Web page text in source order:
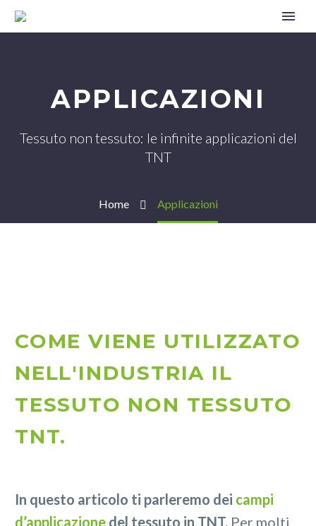
APPLICAZIONI
Tessuto non tessuto: le infinite applicazioni del
TNT
Home Applicazioni
COME VIENE UTILIZZATO
NELL'INDUSTRIA IL
TESSUTO NON TESSUTO
TNT.
In questo articolo ti parleremo dei campi
d’applicazione del tessuto in TNT. Per molti